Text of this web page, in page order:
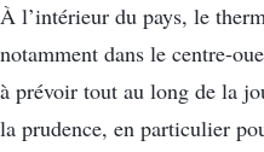
À l’intérieur du pays, le
notamment dans le centre-
à prévoir tout au long de la
la prudence, en particulier